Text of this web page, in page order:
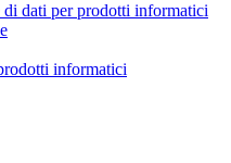
dati per prodotti informatici
informatici